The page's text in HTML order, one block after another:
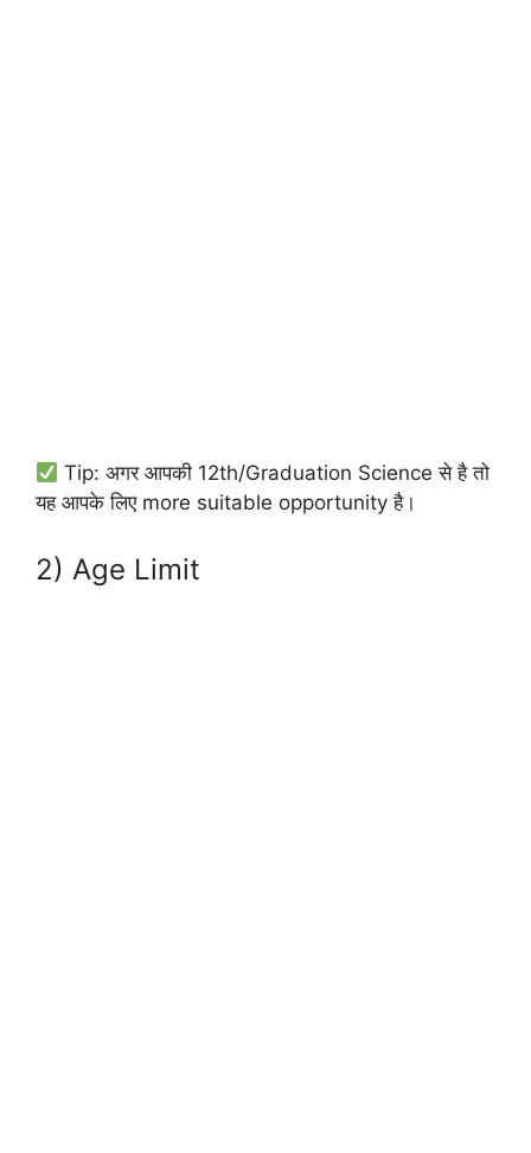
Tip: अगर आपकी 12th/Graduation Science से है तो
यह आपके लिए more suitable opportunity है।
2) Age Limit